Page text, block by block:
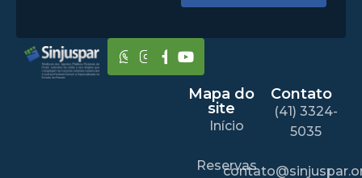
Mapa do
site
Início
Reservas
Contato
(41) 3324-
5035